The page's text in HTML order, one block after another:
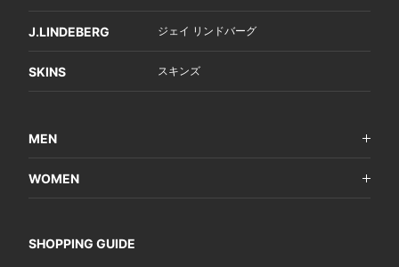
J.LINDEBERG ジェイ リンドバーグ
SKINS スキンズ
MEN
WOMEN
SHOPPING GUIDE